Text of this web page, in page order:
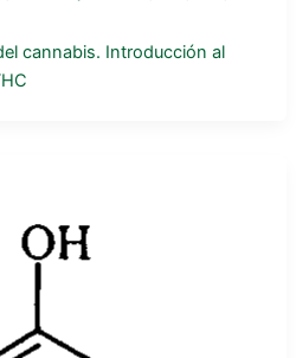
cannabis. Introducción al